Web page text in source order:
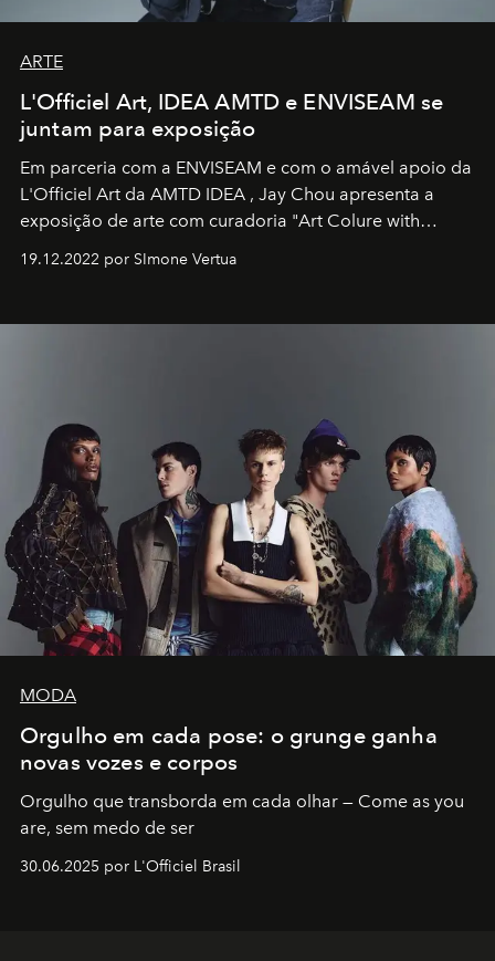
ARTE
L'Officiel Art, IDEA AMTD e ENVISEAM se
juntam para exposição
Em parceria com a ENVISEAM e com o amável apoio da
L'Officiel Art da AMTD IDEA , Jay Chou apresenta a
exposição de arte com curadoria "Art Colure with
19.12.2022 por SImone Vertua
MODA
Orgulho em cada pose: o grunge ganha
novas vozes e corpos
Orgulho que transborda em cada olhar — Come as you
are, sem medo de ser
30.06.2025 por L'Officiel Brasil